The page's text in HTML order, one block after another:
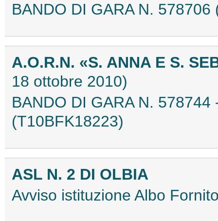
BANDO DI GARA N.
A.O.R.N. «S. ANNA E S.
18 ottobre 2010)
BANDO DI GARA N.
(T10BFK18223)
ASL N. 2 DI OLBIA
Avviso istituzione Albo